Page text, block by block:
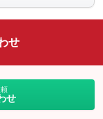
り
ル
し
し
せ
せ